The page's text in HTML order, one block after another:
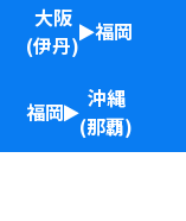
大阪
(伊丹) 福岡
福岡
沖縄
(那覇)